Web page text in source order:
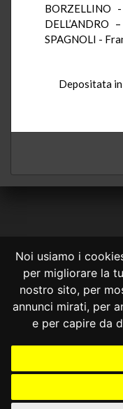
Noi usiamo i
per migliorare la
nostro sito, per
annunci mirati, per
e per capire da
BORZELLINO
DELL’ANDRO
SPAGNOLI -
Depositata
CONSULTA
Consulta OnLine non ha
le
costituisce
Nessuno deve confidare
info@giurcost.org